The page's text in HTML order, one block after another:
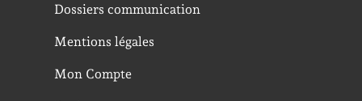
Dossiers communication
Mentions légales
Mon Compte